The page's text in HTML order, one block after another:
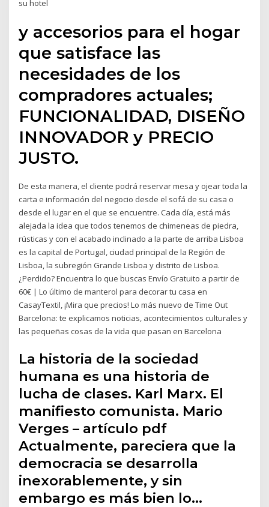
su hotel
y accesorios para el hogar
que satisface las
necesidades de los
compradores actuales;
FUNCIONALIDAD, DISEÑO
INNOVADOR y PRECIO
JUSTO.
De esta manera, el cliente podrá reservar mesa y ojear toda la
carta e información del negocio desde el sofá de su casa o
desde el lugar en el que se encuentre. Cada día, está más
alejada la idea que todos tenemos de chimeneas de piedra,
rústicas y con el acabado inclinado a la parte de arriba Lisboa
es la capital de Portugal, ciudad principal de la Región de
Lisboa, la subregión Grande Lisboa y distrito de Lisboa.
¿Perdido? Encuentra lo que buscas Envío Gratuito a partir de
60€ | Lo último de manterol para decorar tu casa en
CasayTextil, ¡Mira que precios! Lo más nuevo de Time Out
Barcelona: te explicamos noticias, acontecimientos culturales y
las pequeñas cosas de la vida que pasan en Barcelona
La historia de la sociedad
humana es una historia de
lucha de clases. Karl Marx. El
manifiesto comunista. Mario
Verges – artículo pdf
Actualmente, pareciera que la
democracia se desarrolla
inexorablemente, y sin
embargo es más bien lo…